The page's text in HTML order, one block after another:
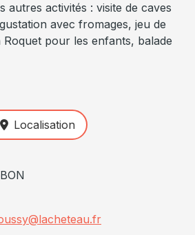
autres activités : visite de caves
avec fromages, jeu de
Roquet pour les enfants, balade
Localisation